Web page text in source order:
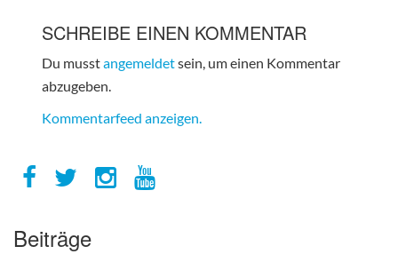
SCHREIBE EINEN KOMMENTAR
Du musstangemeldetsein, um einen Kommentar
abzugeben.
Kommentarfeed anzeigen.
Beiträge